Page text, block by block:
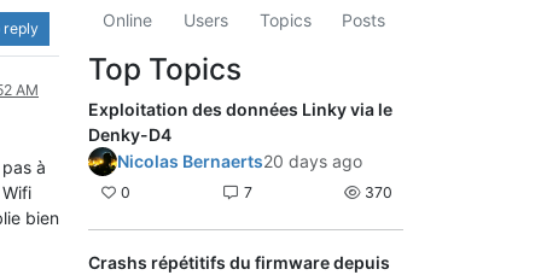
reply
AM
à
bien
Online Users Topics Posts
Top Topics
Exploitation des données Linky via le
Denky-D4
Nicolas Bernaerts20 days ago
0 7 370
Crashs répétitifs du firmware depuis